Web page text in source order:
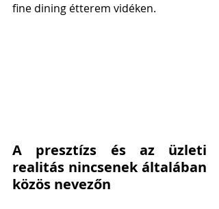
fine dining étterem vidéken.
A presztízs és az üzleti
realitás nincsenek általában
közös nevezőn